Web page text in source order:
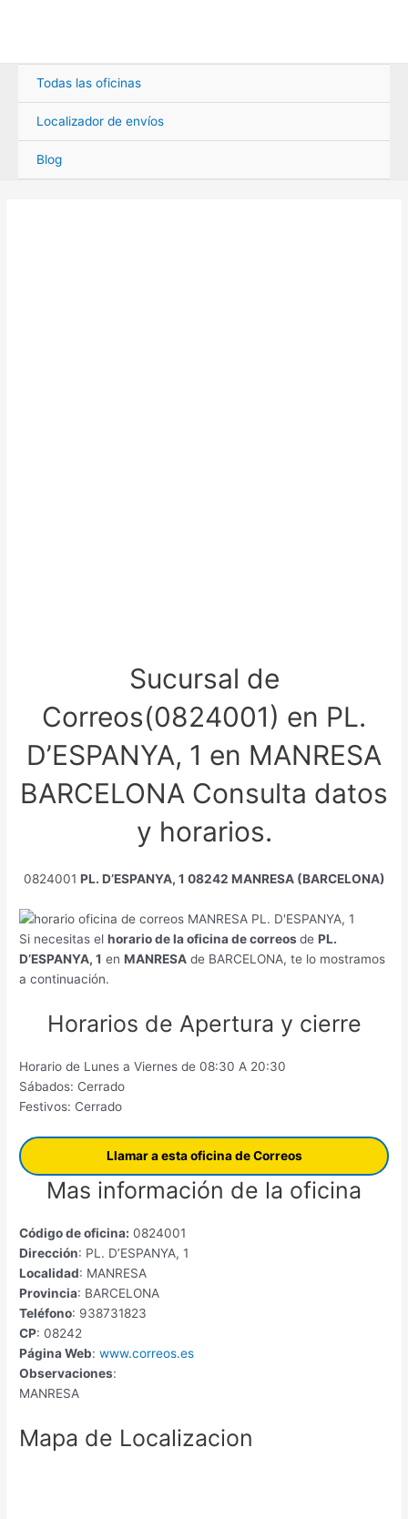
Todas las oficinas
Localizador de envíos
Blog
Sucursal de
Correos(0824001) en PL.
D’ESPANYA, 1 en MANRESA
BARCELONA Consulta datos
y horarios.
0824001 PL. D’ESPANYA, 1 08242 MANRESA (BARCELONA)
Si necesitas elhorario de la oficina de correosdePL.
D’ESPANYA, 1 enMANRESA de BARCELONA, te lo mostramos
a continuación.
Horarios de Apertura y cierre
Horario de Lunes a Viernes de 08:30 A 20:30
Sábados: Cerrado
Festivos: Cerrado
Llamar a esta oficina de Correos
Mas información de la oficina
Código de oficina: 0824001
Dirección: PL. D’ESPANYA, 1
Localidad: MANRESA
Provincia: BARCELONA
Teléfono: 938731823
CP: 08242
Página Web: www.correos.es
Observaciones:
MANRESA
Mapa de Localizacion